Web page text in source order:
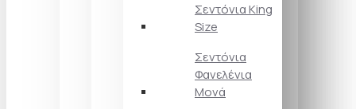
Σεντόνια King
Size
Σεντόνια
Φανελένια
Μονά